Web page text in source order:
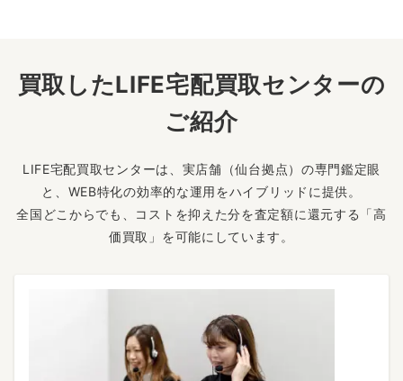
買取したLIFE宅配買取センターの
ご紹介
LIFE宅配買取センターは、実店舗（仙台拠点）の専門鑑定眼
と、WEB特化の効率的な運用をハイブリッドに提供。
全国どこからでも、コストを抑えた分を査定額に還元する「高
価買取」を可能にしています。